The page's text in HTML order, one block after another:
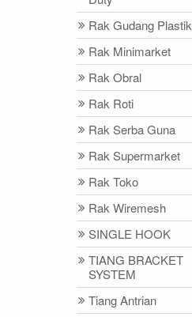
Rak Gudang Plastik
Rak Minimarket
Rak Obral
Rak Roti
Rak Serba Guna
Rak Supermarket
Rak Toko
Rak Wiremesh
SINGLE HOOK
TIANG BRACKET
SYSTEM
Tiang Antrian